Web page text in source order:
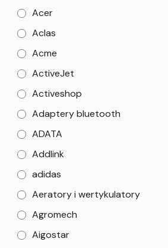
Acer
Aclas
Acme
ActiveJet
Activeshop
Adaptery bluetooth
ADATA
Addlink
adidas
Aeratory i wertykulatory
Agromech
Aigostar